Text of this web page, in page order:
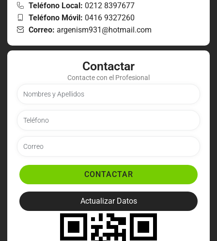
Teléfono Local: 0212 8397677
Teléfono Móvil: 0416 9327260
Correo: argenism931@hotmail.com
Contactar
Contacte con el Profesional
CONTACTAR
Actualizar Datos